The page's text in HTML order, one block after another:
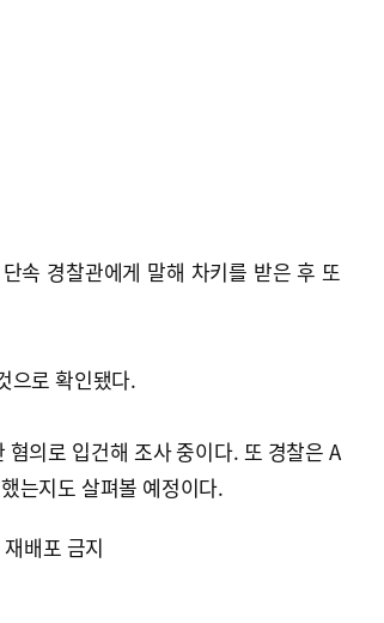
속 경찰관에게 말해 차키를 받은 후 또
으로 확인됐다.
의로 입건해 조사 중이다. 또 경찰은 A
는지도 살펴볼 예정이다.
배포 금지